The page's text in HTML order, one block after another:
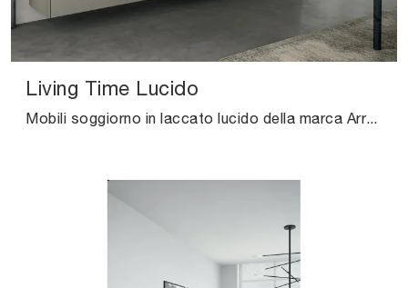
Living Time Lucido
Mobili soggiorno in laccato lucido della marca Arredo3: clicca e scopri il modello Living Time Lucido tra le più originali soluzioni per il living.